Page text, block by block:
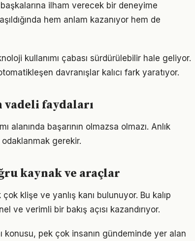
ilham verecek bir deneyime
hem anlam kazanıyor hem de
kullanımı çabası sürdürülebilir hale geliyor.
davranışlar kalıcı fark yaratıyor.
vadeli faydaları
alanında başarının olmazsa olmazı. Anlık
gerekir.
kaynak ve araçlar
klişe ve yanlış kanı bulunuyor. Bu kalıp
ve verimli bir bakış açısı kazandırıyor.
konusu, pek çok insanın gündeminde yer alan